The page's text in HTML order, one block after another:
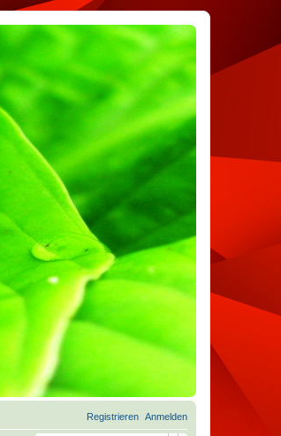
Anmelden
Registrieren